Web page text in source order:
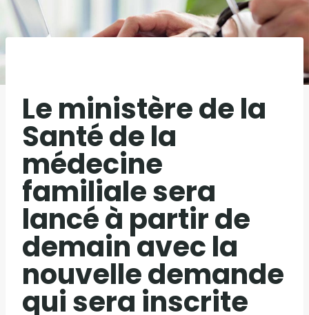
Le ministère de la
Santé de la
médecine
familiale sera
lancé à partir de
demain avec la
nouvelle demande
qui sera inscrite